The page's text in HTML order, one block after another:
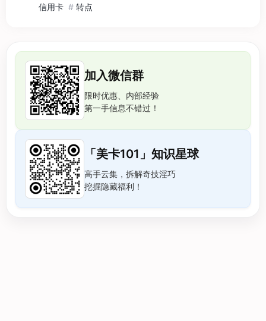
信用卡 # 转点
加入微信群
限时优惠、内部经验
第一手信息不错过！
「美卡101」知识星球
高手云集，拆解奇技淫巧
挖掘隐藏福利！